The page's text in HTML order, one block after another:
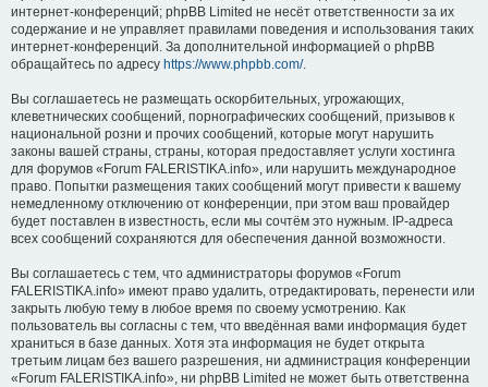
интернет-конференций; phpBB Limited не несёт ответственности за их
содержание и не управляет правилами поведения и использования таких
интернет-конференций. За дополнительной информацией о phpBB
обращайтесь по адресу https://www.phpbb.com/.
Вы соглашаетесь не размещать оскорбительных, угрожающих,
клеветнических сообщений, порнографических сообщений, призывов к
национальной розни и прочих сообщений, которые могут нарушить
законы вашей страны, страны, которая предоставляет услуги хостинга
для форумов «Forum FALERISTIKA.info», или нарушить международное
право. Попытки размещения таких сообщений могут привести к вашему
немедленному отключению от конференции, при этом ваш провайдер
будет поставлен в известность, если мы сочтём это нужным. IP-адреса
всех сообщений сохраняются для обеспечения данной возможности.
Вы соглашаетесь с тем, что администраторы форумов «Forum
FALERISTIKA.info» имеют право удалить, отредактировать, перенести или
закрыть любую тему в любое время по своему усмотрению. Как
пользователь вы согласны с тем, что введённая вами информация будет
храниться в базе данных. Хотя эта информация не будет открыта
третьим лицам без вашего разрешения, ни администрация конференции
«Forum FALERISTIKA.info», ни phpBB Limited не может быть ответственна